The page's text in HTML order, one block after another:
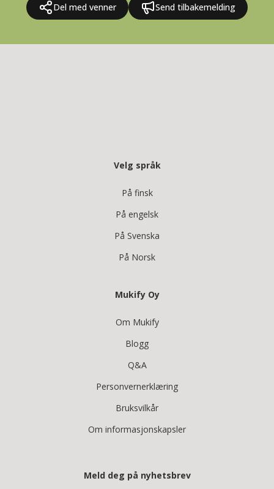
Del med venner Send tilbakemelding
Velg språk
På finsk
På engelsk
På Svenska
På Norsk
Mukify Oy
Om Mukify
Blogg
Q&A
Personvernerklæring
Bruksvilkår
Om informasjonskapsler
Meld deg på nyhetsbrev